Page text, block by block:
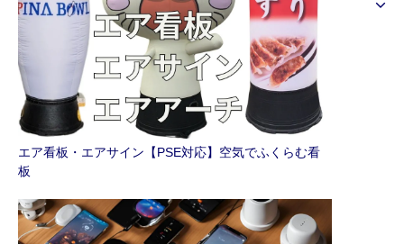
エア看板・エアサイン【PSE対応】空気でふくらむ看
板